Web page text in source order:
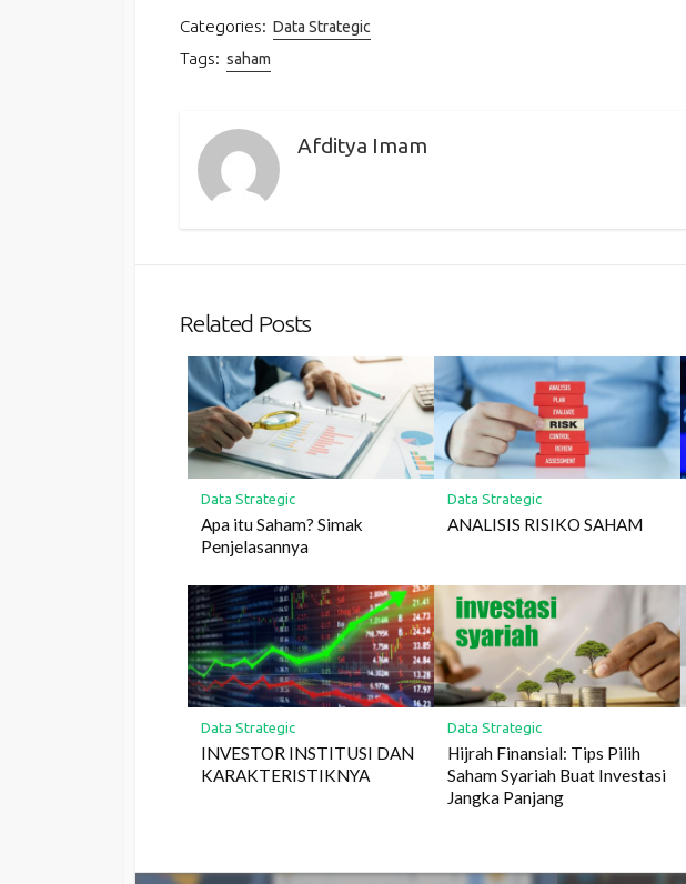
Categories: Data Strategic
Tags: saham
Afditya Imam
Related Posts
Data Strategic
Apa itu Saham? Simak
Penjelasannya
Data Strategic
ANALISIS RISIKO SAHAM
Data Strategic
INVESTOR INSTITUSI DAN
KARAKTERISTIKNYA
Data Strategic
Hijrah Finansial: Tips Pilih
Saham Syariah Buat Investasi
Jangka Panjang